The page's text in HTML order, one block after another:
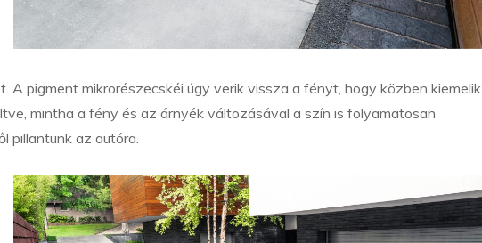
A pigment mikrorészecskéi úgy verik vissza a fényt, hogy közben kiemelik
mintha a fény és az árnyék változásával a szín is folyamatosan
pillantunk az autóra.